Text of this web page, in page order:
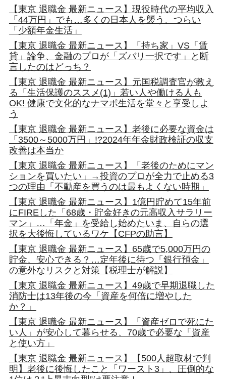
【東京 退職金 最新ニュース】現役時代の平均収入
「44万円」でも…多くの日本人を襲う、つらい
「少額年金生活」
【東京 退職金 最新ニュース】「持ち家」VS「賃
貸」論争、金融のプロが「ズバリ一択です」と断
言したのはどっち？
【東京 退職金 最新ニュース】元国税調査官が教え
る「生活保護のススメ(1)」若い人や働ける人も
OK! 健康で文化的なナマポ生活を堂々と享受しよ
う
【東京 退職金 最新ニュース】老後に必要な資金は
「3500～5000万円」!?2024年年金財政検証の収支
改善は本当か
【東京 退職金 最新ニュース】「老後のためにマン
ションを買いたい」→投資のプロが全力で止める3
つの理由「不動産を買うのは最もよくない時期」
【東京 退職金 最新ニュース】1億円貯めて15年前
にFIREした「68歳・貯金好きの元高収入サラリー
マン」…「年金」を受給し始めたいま、自らの選
択を大後悔しているワケ【CFPの助言】
【東京 退職金 最新ニュース】65歳で5,000万円の
貯金、安心できる？…定年後に待つ「銀行預金」
の意外なリスクと対策【税理士が解説】
【東京 退職金 最新ニュース】49歳で早期退職した
消防士は13年後の今「資産を何倍に増やした
か？」
【東京 退職金 最新ニュース】「資産ゼロで死にた
い人」が安心して暮らせる、70歳で必要な「資産
と使い方」
【東京 退職金 最新ニュース】【500人超取材で判
明】老後に後悔したこと「ワースト3」、圧倒的な